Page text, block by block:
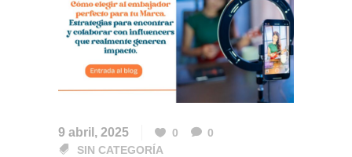
9 abril, 2025 0
0
SIN CATEGORÍA